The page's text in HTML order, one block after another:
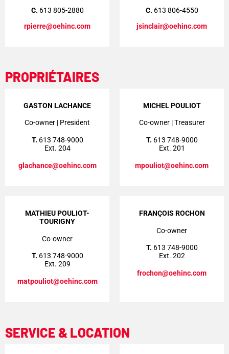
C. 613 805-2880
rpierre@oehinc.com
C. 613 806-4550
jsinclair@oehinc.com
PROPRIÉTAIRES
GASTON LACHANCE
Co-owner | President
T. 613 748-9000
Ext. 204
glachance@oehinc.com
MICHEL POULIOT
Co-owner | Treasurer
T. 613 748-9000
Ext. 201
mpouliot@oehinc.com
MATHIEU POULIOT-
TOURIGNY
Co-owner
T. 613 748-9000
Ext. 209
matpouliot@oehinc.com
FRANÇOIS ROCHON
Co-owner
T. 613 748-9000
Ext. 202
frochon@oehinc.com
SERVICE & LOCATION